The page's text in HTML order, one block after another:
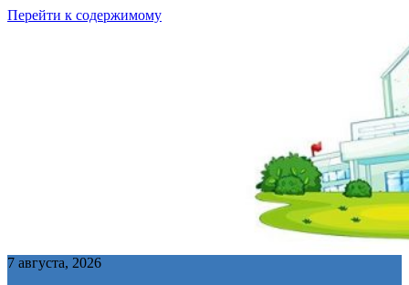
Перейти к содержимому
7 августа, 2026